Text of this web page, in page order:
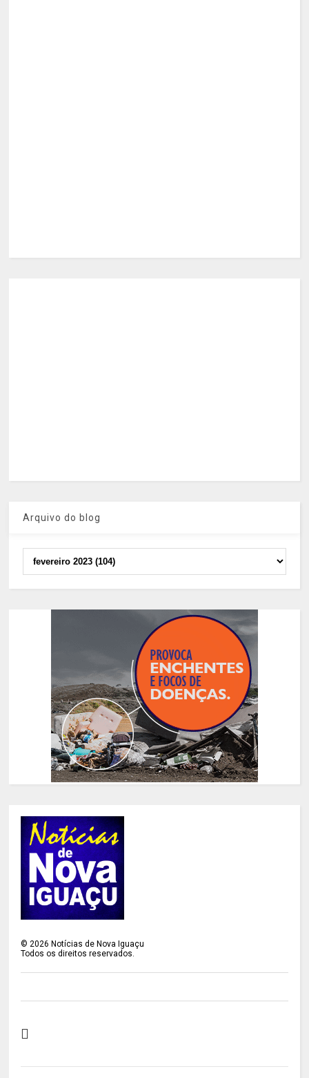
Arquivo do blog
©2026 Notícias de Nova Iguaçu
Todos os direitos reservados.